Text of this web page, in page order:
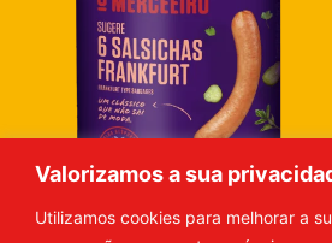
Valorizamos a sua
Utilizamos cookies para melhorar a